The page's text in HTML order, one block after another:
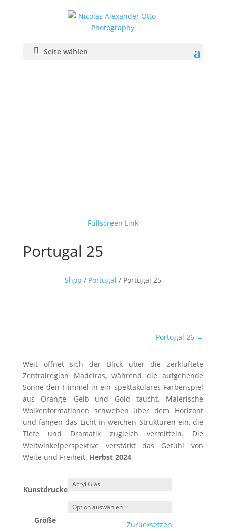
Seite wählen
Fullscreen Link
Portugal 25
Shop / Portugal / Portugal 25
Portugal 26 →
Weit öffnet sich der Blick über die zerklüftete
Zentralregion Madeiras, während die aufgehende
Sonne den Himmel in ein spektakuläres Farbenspiel
aus Orange, Gelb und Gold taucht. Malerische
Wolkenformationen schweben über dem Horizont
und fangen das Licht in weichen Strukturen ein, die
Tiefe und Dramatik zugleich vermitteln. Die
Weitwinkelperspektive verstärkt das Gefühl von
Weite und Freiheit. Herbst 2024
Kunstdrucke
Größe Zurücksetzen